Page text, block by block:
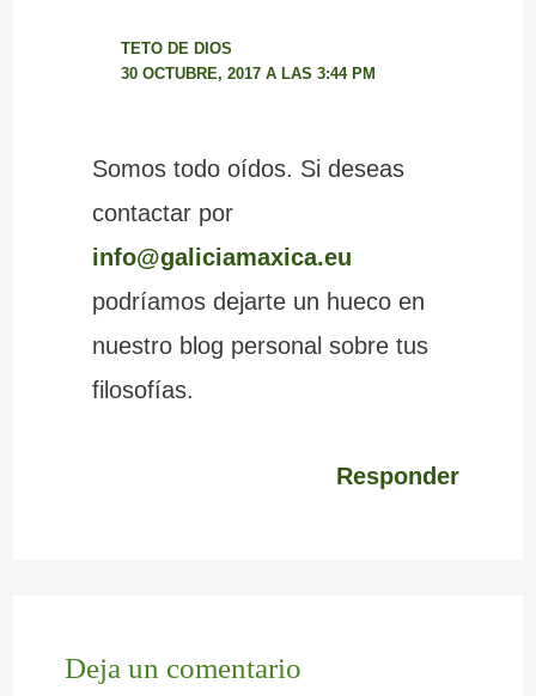
TETO DE DIOS
30 OCTUBRE, 2017 A LAS 3:44 PM
Somos todo oídos. Si deseas
contactar por
info@galiciamaxica.eu
podríamos dejarte un hueco en
nuestro blog personal sobre tus
filosofías.
Responder
Deja un comentario